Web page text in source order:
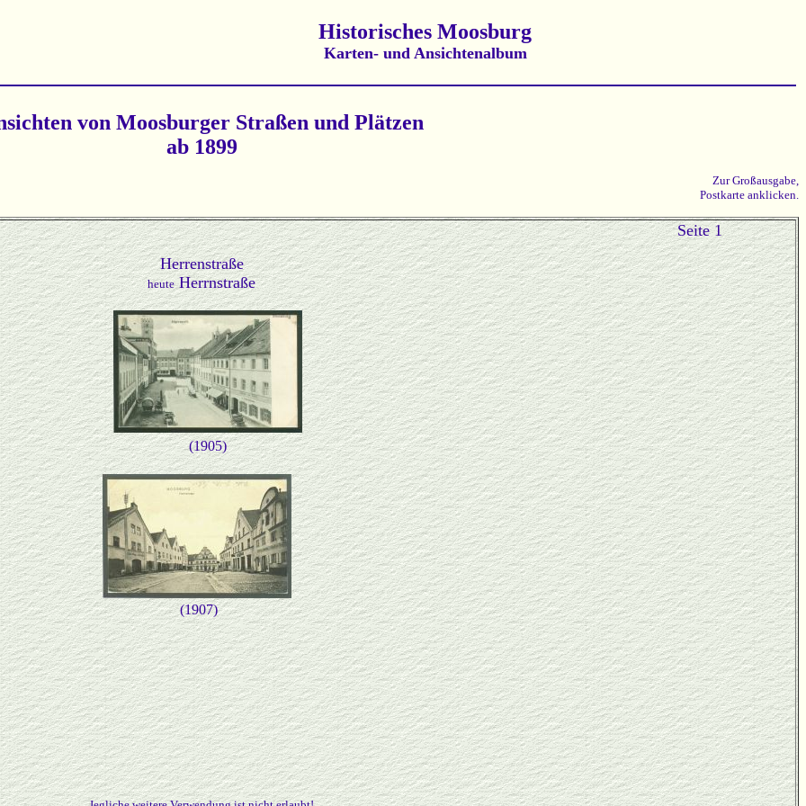
Historisches Moosburg
Karten- und Ansichtenalbum
von Moosburger Straßen und Plätzen
ab 1899
Zur Großausgabe,
Postkarte anklicken.
Seite 1
Herrenstraße
heuteHerrnstraße
(1905)
(1907)